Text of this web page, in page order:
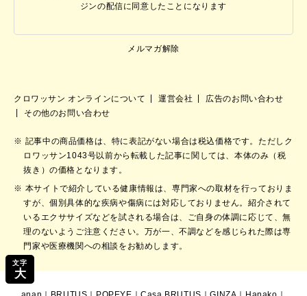
文字
大
ジンの配信に同意したことになります
メルマガ解除
クロワッサン オンラインについて 運営会社
広告のお問い合わせ
その他のお問い合わせ
記事中の商品価格は、特に表記がない場合は税込価格です。ただしク
ロワッサン1043号以前から転載した記事に関しては、本体のみ（税
抜き）の価格となります。
本サイトで紹介している健康情報は、専門家への取材を行っておりま
すが、個別具体的な疾病や傷病には対応しておりません。紹介されて
いるエクササイズなどを試される場合は、ご自身の体調に応じて、無
理のないようご注意ください。万が一、不調などを感じられた際は専
門家や医療機関への相談をお勧めします。